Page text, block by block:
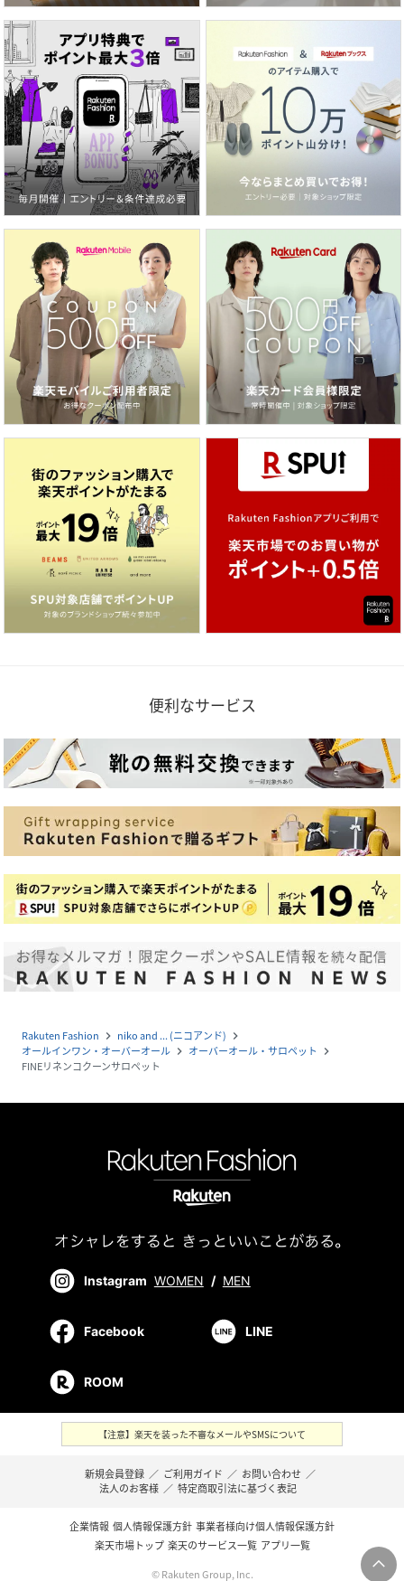
便利なサービス
Rakuten Fashion navigate_next niko and ... (ニコアンド) navigate_next
オールインワン・オーバーオール navigate_next オーバーオール・サロペット navigate_next
FINEリネンコクーンサロペット
Instagram WOMEN / MEN
Facebook LINE
ROOM
【注意】楽天を装った不審なメールやSMSについて
新規会員登録 ／ ご利用ガイド ／ お問い合わせ ／
法人のお客様 ／ 特定商取引法に基づく表記
企業情報 個人情報保護方針 事業者様向け個人情報保護方針
楽天市場トップ 楽天のサービス一覧 アプリ一覧
© Rakuten Group, Inc.